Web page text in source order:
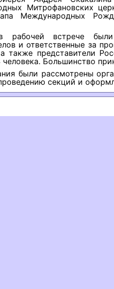
Митрофановских
Международных
встрече были
и ответственные за
также представители
Большинство
были рассмотрены
секций и